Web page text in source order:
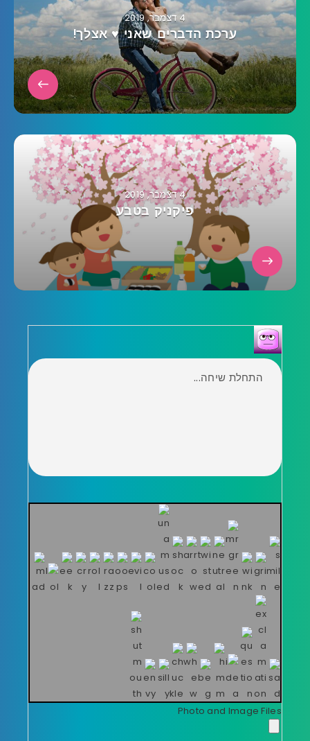
4 דצמבר, 2019
ערכת הדברים שאני ♥ אצלך!
4 דצמבר, 2019
פיקניק בטבע
Photo and Image Files